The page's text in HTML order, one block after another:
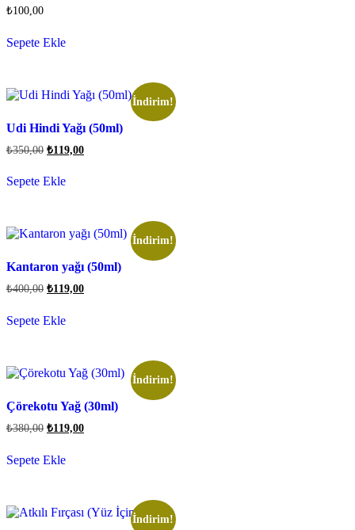
₺100,00
Sepete Ekle
İndirim!
Udi Hindi Yağı (50ml)
₺350,00 ₺119,00
Sepete Ekle
İndirim!
Kantaron yağı (50ml)
₺400,00 ₺119,00
Sepete Ekle
İndirim!
Çörekotu Yağ (30ml)
₺380,00 ₺119,00
Sepete Ekle
İndirim!